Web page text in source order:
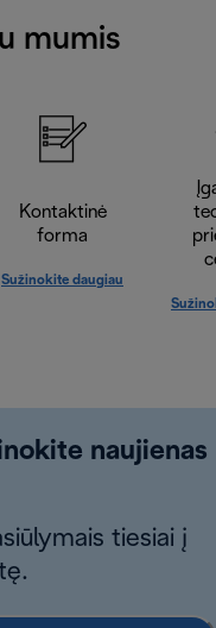
mumis
Kontaktinė
forma
Sužinokite daugiau
naujienas
tiesiai į